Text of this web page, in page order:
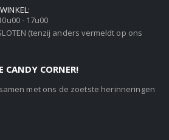
- 17u00
(tenzij anders vermeldt op ons
CANDY CORNER!
met ons de zoetste herinneringen